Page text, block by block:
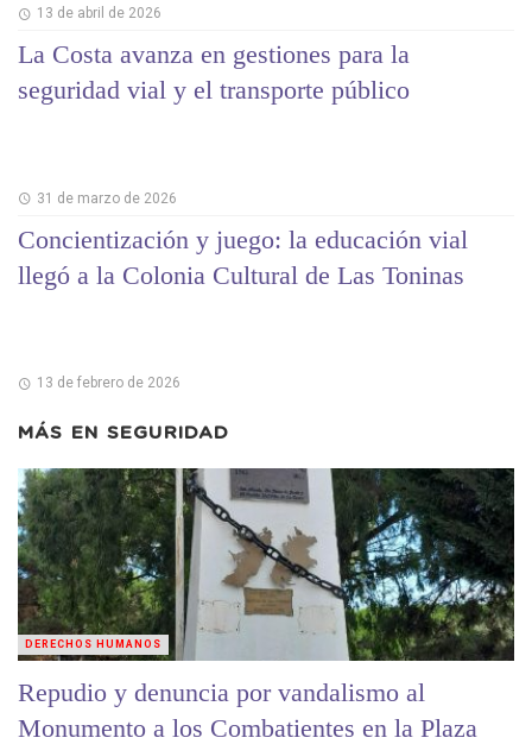
13 de abril de 2026
La Costa avanza en gestiones para la
seguridad vial y el transporte público
31 de marzo de 2026
Concientización y juego: la educación vial
llegó a la Colonia Cultural de Las Toninas
13 de febrero de 2026
MÁS EN SEGURIDAD
Repudio y denuncia por vandalismo al
Monumento a los Combatientes en la Plaza
DERECHOS HUMANOS